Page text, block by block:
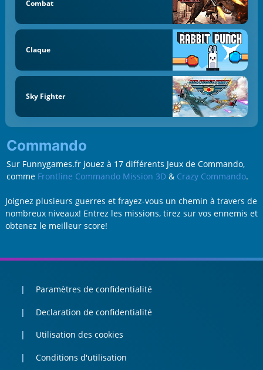
Combat
Claque
Sky Fighter
Commando
Sur Funnygames.fr jouez à 17 différents Jeux de Commando,
comme Frontline Commando Mission 3D& Crazy Commando.
Joignez plusieurs guerres et frayez-vous un chemin à travers de
nombreux niveaux! Entrez les missions, tirez sur vos ennemis et
obtenez le meilleur score!
Paramètres de confidentialité
Declaration de confidentialité
Utilisation des cookies
Conditions d'utilisation